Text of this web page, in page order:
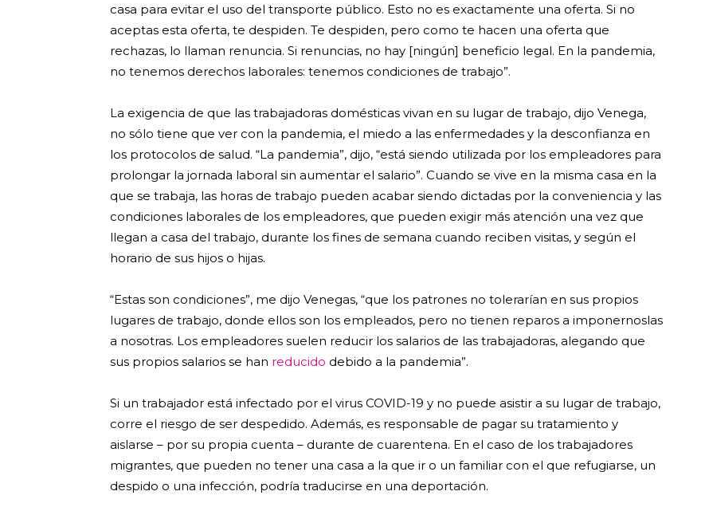
casa para evitar el uso del transporte público. Esto no es exactamente una oferta. Si no
aceptas esta oferta, te despiden. Te despiden, pero como te hacen una oferta que
rechazas, lo llaman renuncia. Si renuncias, no hay [ningún] beneficio legal. En la pandemia,
no tenemos derechos laborales: tenemos condiciones de trabajo”.
La exigencia de que las trabajadoras domésticas vivan en su lugar de trabajo, dijo Venega,
no sólo tiene que ver con la pandemia, el miedo a las enfermedades y la desconfianza en
los protocolos de salud. “La pandemia”, dijo, “está siendo utilizada por los empleadores para
prolongar la jornada laboral sin aumentar el salario”. Cuando se vive en la misma casa en la
que se trabaja, las horas de trabajo pueden acabar siendo dictadas por la conveniencia y las
condiciones laborales de los empleadores, que pueden exigir más atención una vez que
llegan a casa del trabajo, durante los fines de semana cuando reciben visitas, y según el
horario de sus hijos o hijas.
“Estas son condiciones”, me dijo Venegas, “que los patrones no tolerarían en sus propios
lugares de trabajo, donde ellos son los empleados, pero no tienen reparos a imponernoslas
a nosotras. Los empleadores suelen reducir los salarios de las trabajadoras, alegando que
sus propios salarios se han reducido debido a la pandemia”.
Si un trabajador está infectado por el virus COVID-19 y no puede asistir a su lugar de trabajo,
corre el riesgo de ser despedido. Además, es responsable de pagar su tratamiento y
aislarse – por su propia cuenta – durante de cuarentena. En el caso de los trabajadores
migrantes, que pueden no tener una casa a la que ir o un familiar con el que refugiarse, un
despido o una infección, podría traducirse en una deportación.